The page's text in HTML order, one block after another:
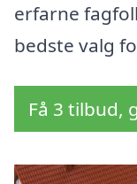
erfarne
bedste valg
Få 3 tilbud,